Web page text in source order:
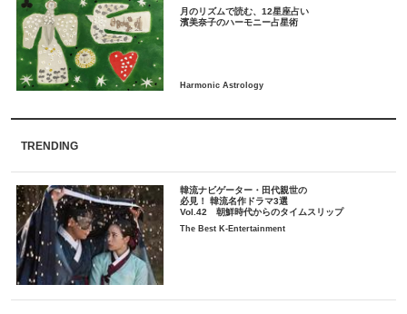
月のリズムで読む、12星座占い
TRENDING
韓流ナビゲーター・田代親世の
必見！ 韓流名作ドラマ3選
Vol.42 朝鮮時代からのタイムスリップ
The Best K-Entertainment